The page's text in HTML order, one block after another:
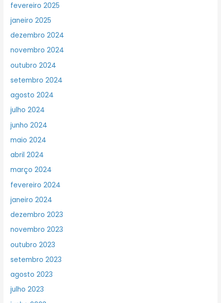
fevereiro 2025
janeiro 2025
dezembro 2024
novembro 2024
outubro 2024
setembro 2024
agosto 2024
julho 2024
junho 2024
maio 2024
abril 2024
março 2024
fevereiro 2024
janeiro 2024
dezembro 2023
novembro 2023
outubro 2023
setembro 2023
agosto 2023
julho 2023